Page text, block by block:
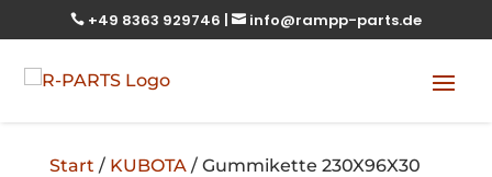
 +49 8363 929746 |  info@rampp-parts.de
Start / KUBOTA / Gummikette 230X96X30